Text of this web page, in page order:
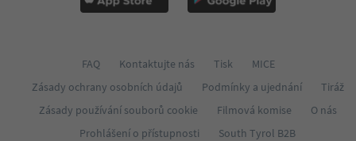
FAQ Kontaktujte nás Tisk
MICE
Zásady ochrany osobních údajů
Podmínky a ujednání
Tiráž
Zásady používání souborů cookie
Filmová komise
O nás
Prohlášení o přístupnosti
South Tyrol B2B